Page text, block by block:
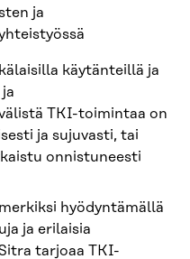
ja
käytänteillä ja
TKI-toimintaa on
ja sujuvasti, tai
onnistuneesti
hyödyntämällä
ja erilaisia
tarjoaa TKI-